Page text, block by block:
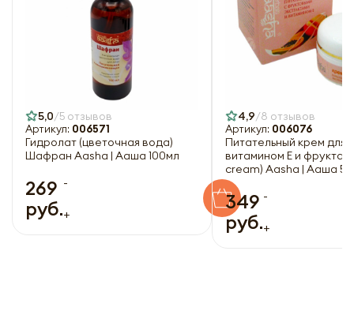
5,0 5 отзывов
Артикул: 006571
Гидролат (цветочная вода)
Шафран Aasha | Ааша 100мл
269
руб.
-
+
4,9 8 отзывов
Артикул: 006076
Питательный крем для
витамином Е и
cream) Aasha | Ааша
349
руб.
-
+